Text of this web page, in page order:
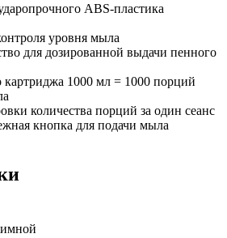
ABS-пластика
уровня мыла
для дозированной выдачи пенного
картриджа 1000 мл = 1000 порций
количества порций за один сеанс
кнопка для подачи мыла